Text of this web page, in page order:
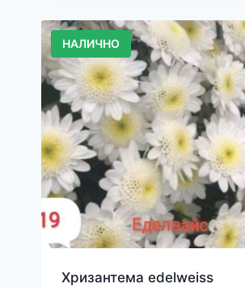
НАЛИЧНО
Хризантема edelweiss